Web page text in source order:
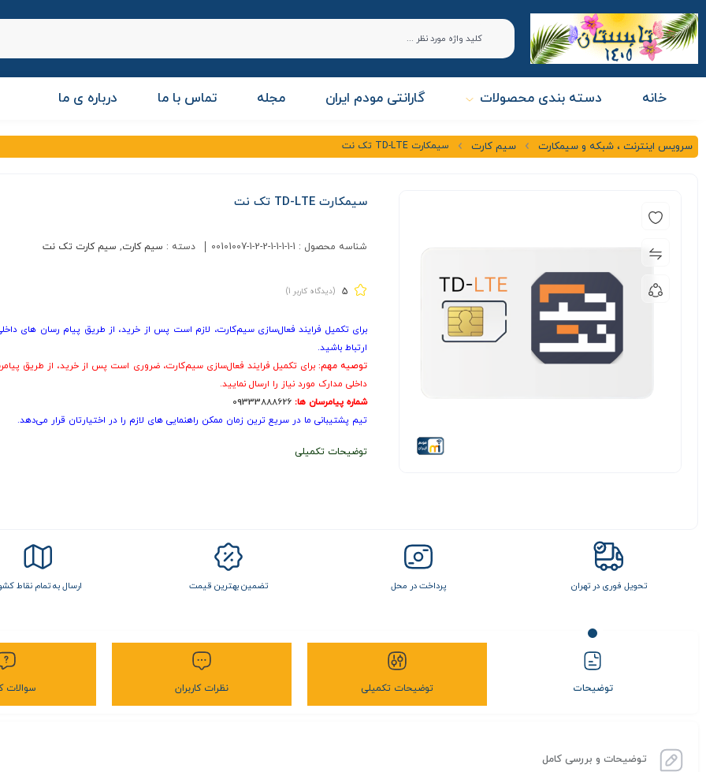
خانه دسته بندی محصولات گارانتی مودم ایران مجله تماس با ما درباره ی ما
سرویس اینترنت ، شبکه و سیمکارت سیم کارت سیمکارت TD-LTE تک نت
سیمکارت TD-LTE تک نت
شناسه محصول : 00101007-1-2-2-1-1-1-1-1 دسته : سیم کارت, سیم کارت تک نت
5 (دیدگاه کاربر 1
)
برای تکمیل فرایند فعال‌سازی سیم‌کارت، لازم است پس از خرید، از طریق پیام رسان های
ارتباط باشید.
توصیه مهم: برای تکمیل فرایند فعال‌سازی سیم‌کارت، ضروری است پس از خرید، از طریق
داخلی مدارک مورد نیاز را ارسال نمایید.
شماره پیامرسان ها: 09333888626
تیم پشتیبانی ما در سریع‌ ترین زمان ممکن راهنمایی‌ های لازم را در اختیارتان قرار می‌دهد.
توضیحات تکمیلی
تحویل فوری در تهران پرداخت در محل تضمین بهترین قیمت ارسال به تمام نقاط
توضیحات توضیحات تکمیلی نظرات کاربران سوالات
توضیحات و بررسی کامل